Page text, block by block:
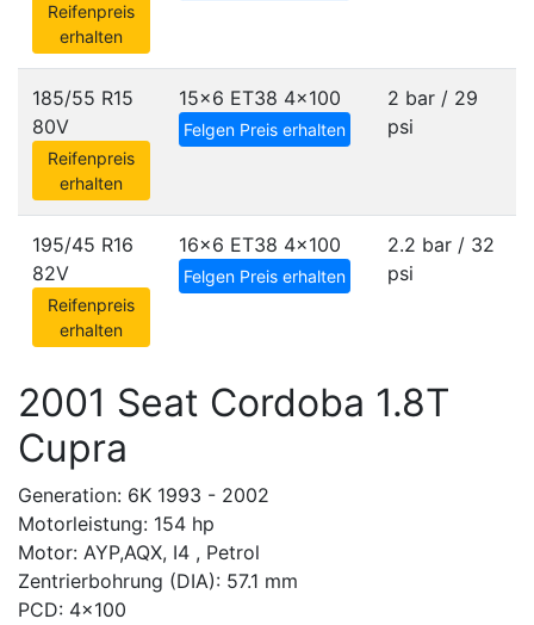
Reifenpreis
erhalten
185/55 R15
80V
Reifenpreis
erhalten
15x6 ET38 4x100
Felgen Preis erhalten
2 bar / 29
psi
195/45 R16
82V
Reifenpreis
erhalten
16x6 ET38 4x100
Felgen Preis erhalten
2.2 bar / 32
psi
2001 Seat Cordoba 1.8T
Cupra
Generation: 6K 1993 - 2002
Motorleistung: 154 hp
Motor: AYP,AQX, I4 , Petrol
Zentrierbohrung (DIA): 57.1 mm
PCD: 4x100